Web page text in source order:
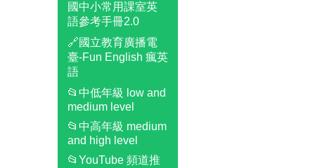
國中小常用課室英
語參考手冊2.0
🔗國立教育廣播電
臺-Fun English 瘋英
語
📂中低年級 low and
medium level
📂中高年級 medium
and high level
📂YouTube 頻道推